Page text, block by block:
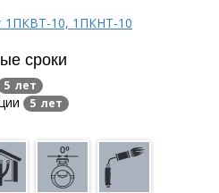
1ПКВТ-10, 1ПКНТ-10
сроки
5 лет
5 лет